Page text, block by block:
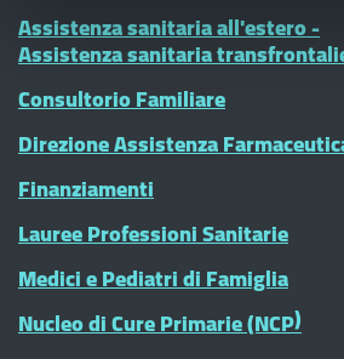
Assistenza sanitaria all'estero -
Assistenza sanitaria
Consultorio Familiare
Direzione Assistenza
Finanziamenti
Lauree Professioni Sanitarie
Medici e Pediatri di Famiglia
Nucleo di Cure Primarie (NCP)